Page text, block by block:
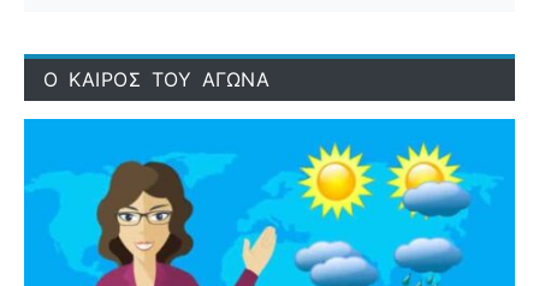
Ο ΚΑΙΡΟΣ ΤΟΥ ΑΓΩΝΑ